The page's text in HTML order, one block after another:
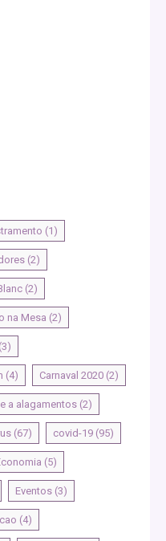
(1)
(2)
(2)
na Mesa (2)
(3)
(4) Carnaval 2020 (2)
a alagamentos (2)
(67) covid-19 (95)
(5)
Eventos (3)
(4)